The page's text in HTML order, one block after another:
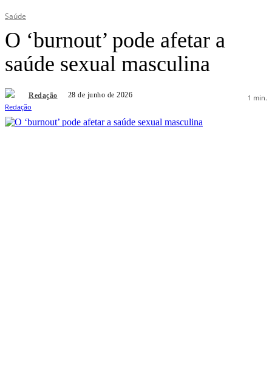
Saúde
O ‘burnout’ pode afetar a
saúde sexual masculina
Redação 28 de junho de 2026 1 min.